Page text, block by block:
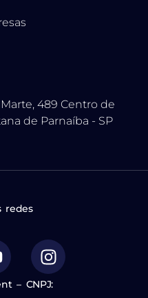
489 Centro de
de Parnaíba - SP
redes
– CNPJ: